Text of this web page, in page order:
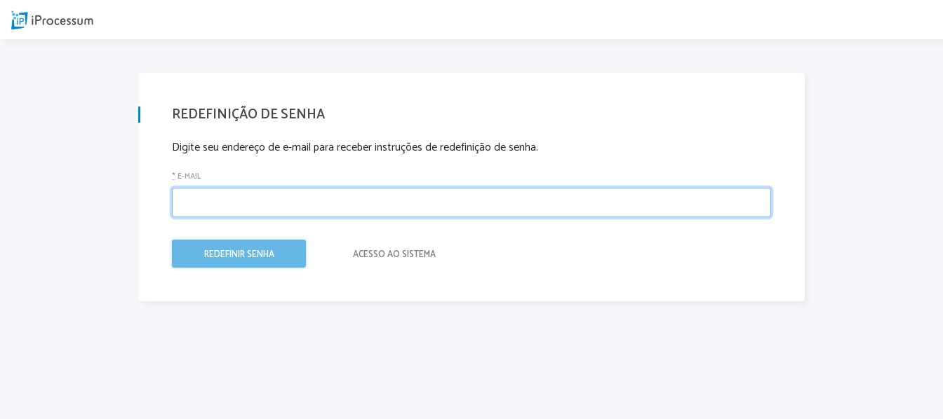
REDEFINIÇÃO DE SENHA
Digite seu endereço de e-mail para receber instruções de redefinição de senha.
* E-MAIL
ACESSO AO SISTEMA